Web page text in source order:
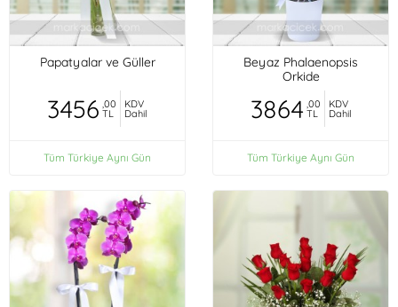
Papatyalar ve Güller
3456 ,00
TL
KDV
Dahil
Tüm Türkiye Aynı Gün
Beyaz Phalaenopsis
Orkide
3864 ,00
TL
KDV
Dahil
Tüm Türkiye Aynı Gün